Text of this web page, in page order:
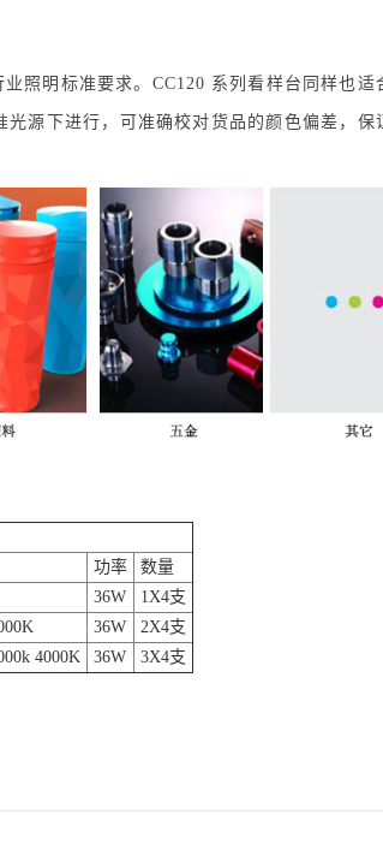
照明标准要求。CC120 系列看样台同样也适
源下进行，可准确校对货品的颜色偏差，保
功率
数量
36W
1X4支
36W
2X4支
4000K 36W 3X4支